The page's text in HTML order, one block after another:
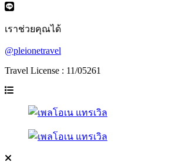
เราช่วยคุณได้
@pleionetravel
Travel License : 11/05261